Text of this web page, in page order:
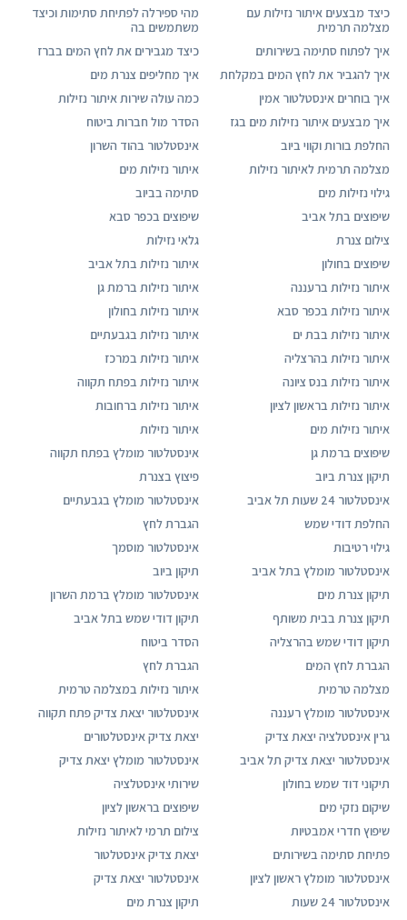
כיצד מבצעים איתור נזילות עם
מצלמה תרמית
מהי ספירלה לפתיחת סתימות וכיצד
משתמשים בה
איך לפתוח סתימה בשירותים
כיצד מגבירים את לחץ המים בברז
איך להגביר את לחץ המים במקלחת
איך מחליפים צנרת מים
איך בוחרים אינסטלטור אמין
כמה עולה שירות איתור נזילות
איך מבצעים איתור נזילות מים בגז
הסדר מול חברות ביטוח
החלפת בורות וקווי ביוב
אינסטלטור בהוד השרון
מצלמה תרמית לאיתור נזילות
איתור נזילות מים
גילוי נזילות מים
סתימה בביוב
שיפוצים בתל אביב
שיפוצים בכפר סבא
צילום צנרת
גלאי נזילות
שיפוצים בחולון
איתור נזילות בתל אביב
איתור נזילות ברעננה
איתור נזילות ברמת גן
איתור נזילות בכפר סבא
איתור נזילות בחולון
איתור נזילות בבת ים
איתור נזילות בגבעתיים
איתור נזילות בהרצליה
איתור נזילות במרכז
איתור נזילות בנס ציונה
איתור נזילות בפתח תקווה
איתור נזילות בראשון לציון
איתור נזילות ברחובות
איתור נזילות מים
איתור נזילות
שיפוצים ברמת גן
אינסטלטור מומלץ בפתח תקווה
תיקון צנרת ביוב
פיצוץ בצנרת
אינסטלטור 24 שעות תל אביב
אינסטלטור מומלץ בגבעתיים
החלפת דודי שמש
הגברת לחץ
גילוי רטיבות
אינסטלטור מוסמך
אינסטלטור מומלץ בתל אביב
תיקון ביוב
תיקון צנרת מים
אינסטלטור מומלץ ברמת השרון
תיקון צנרת בבית משותף
תיקון דודי שמש בתל אביב
תיקון דודי שמש בהרצליה
הסדר ביטוח
הגברת לחץ המים
הגברת לחץ
מצלמה טרמית
איתור נזילות במצלמה טרמית
אינסטלטור מומלץ רעננה
אינסטלטור יצאת צדיק פתח תקווה
גרין אינסטלציה יצאת צדיק
יצאת צדיק אינסטלטורים
אינסטלטור יצאת צדיק תל אביב
אינסטלטור מומלץ יצאת צדיק
תיקוני דוד שמש בחולון
שירותי אינסטלציה
שיקום נזקי מים
שיפוצים בראשון לציון
שיפוץ חדרי אמבטיות
צילום תרמי לאיתור נזילות
פתיחת סתימה בשירותים
יצאת צדיק אינסטלטור
אינסטלטור מומלץ ראשון לציון
אינסטלטור יצאת צדיק
אינסטלטור 24 שעות
תיקון צנרת מים